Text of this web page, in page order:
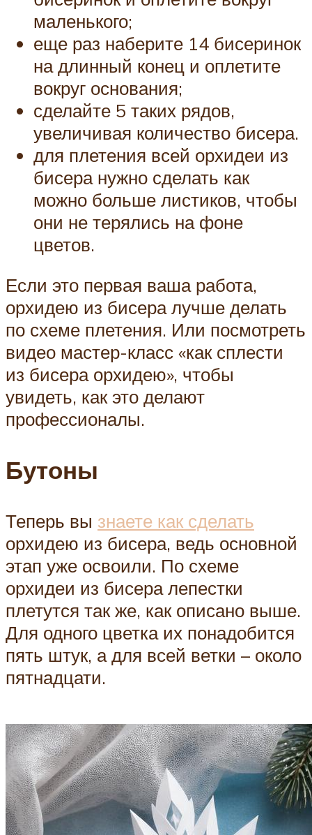
маленького;
еще раз наберите 14 бисеринок
на длинный конец и оплетите
вокруг основания;
сделайте 5 таких рядов,
увеличивая количество бисера.
для плетения всей орхидеи из
бисера нужно сделать как
можно больше листиков, чтобы
они не терялись на фоне
цветов.
Если это первая ваша работа,
орхидею из бисера лучше делать
по схеме плетения. Или посмотреть
видео мастер-класс «как сплести
из бисера орхидею», чтобы
увидеть, как это делают
профессионалы.
Бутоны
Теперь вы знаете как сделать
орхидею из бисера, ведь основной
этап уже освоили. По схеме
орхидеи из бисера лепестки
плетутся так же, как описано выше.
Для одного цветка их понадобится
пять штук, а для всей ветки – около
пятнадцати.